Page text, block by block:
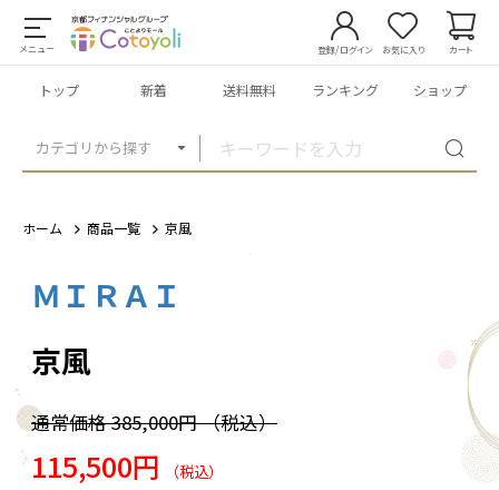
メニュー
カテゴリから探す
登録/ログイン お気に入り カート
トップ 新着 送料無料 ランキング ショップ
ホーム 商品一覧 京風
ＭＩＲＡＩ
京風
通常価格385,000円（税込）
115,500円 （税込）